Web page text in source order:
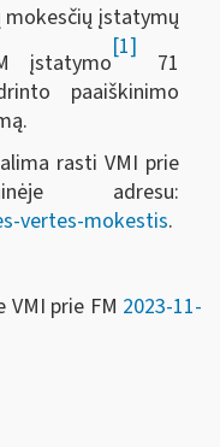
įstatymų
įstatymo
[1]
71
paaiškinimo
rasti VMI prie
adresu:
vertes-mokestis.
prie FM 2023-11-